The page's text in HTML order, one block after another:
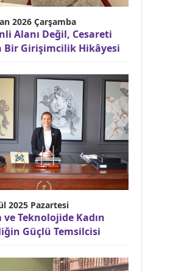
2026 Çarşamba
Alanı Değil, Cesareti
Bir Girişimcilik Hikâyesi
2025 Pazartesi
ve Teknolojide Kadın
Güçlü Temsilcisi